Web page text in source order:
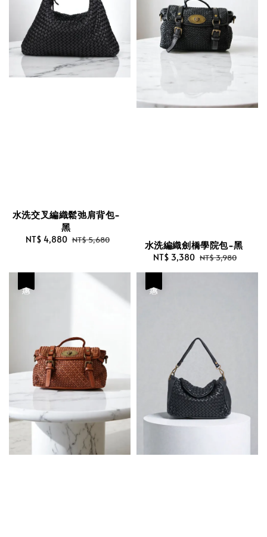
水洗交叉編織鬆弛肩背包-
黑
Sale
NT$ 4,880 Regular
NT$ 5,680 水洗編織劍橋學院包-黑
Sale
price
NT$ 3,380 Regular
price
NT$ 3,980